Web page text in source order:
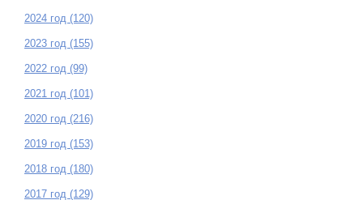
2024 год (120)
2023 год (155)
2022 год (99)
2021 год (101)
2020 год (216)
2019 год (153)
2018 год (180)
2017 год (129)